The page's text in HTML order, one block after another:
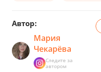
Автор:
Мария
Чекарёва
Следите за
автором